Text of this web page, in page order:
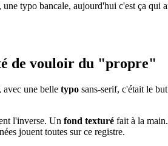
typo bancale, aujourd'hui c'est ça qui
de vouloir du "propre"
avec une belle typo sans-serif, c'était le
l'inverse. Un fond texturé fait à la
jouent toutes sur ce registre.